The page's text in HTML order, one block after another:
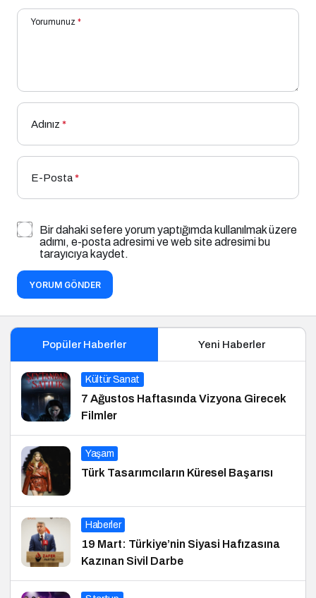
Yorumunuz *
Adınız *
E-Posta*
Bir dahaki sefere yorum yaptığımda kullanılmak üzere
adımı, e-posta adresimi ve web site adresimi bu
tarayıcıya kaydet.
YORUM GÖNDER
Popüler Haberler Yeni Haberler
Kültür Sanat
7 Ağustos Haftasında Vizyona Girecek
Filmler
Yaşam
Türk Tasarımcıların Küresel Başarısı
Haberler
19 Mart: Türkiye’nin Siyasi Hafızasına
Kazınan Sivil Darbe